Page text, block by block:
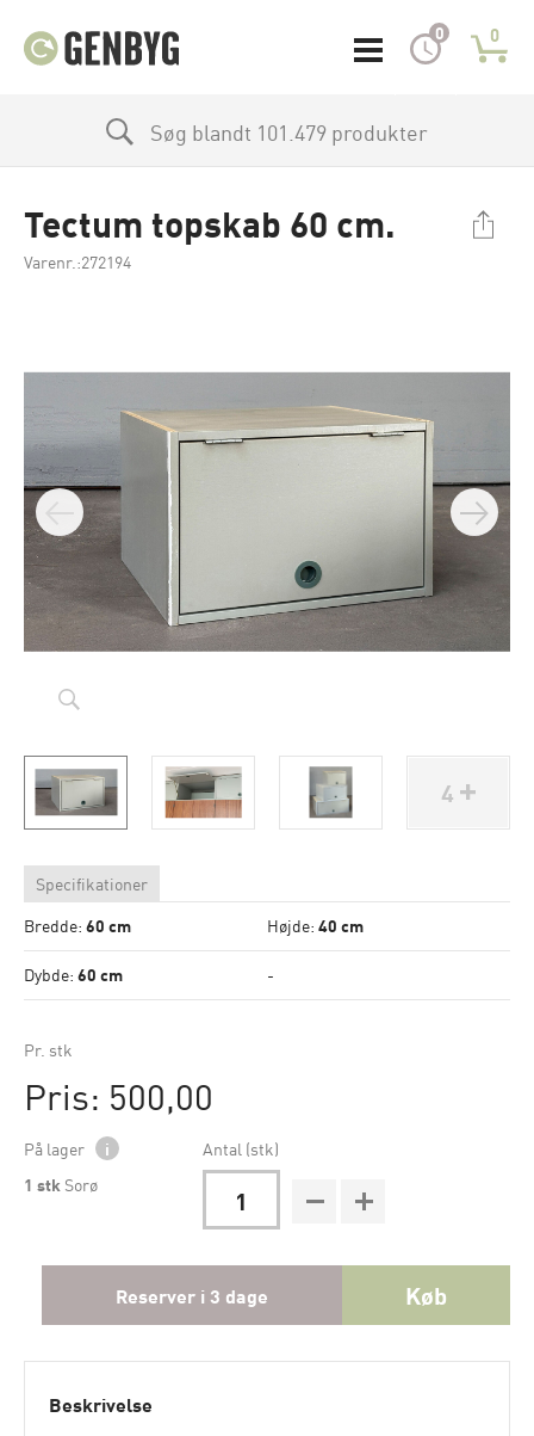
0 0
Søg blandt 101.479 produkter
Tectum topskab 60 cm.
Varenr.:272194
4
Specifikationer
Bredde: 60 cm Højde: 40 cm
Dybde: 60 cm -
Pr. stk
Pris: 500,00
På lager
i
1 stk Sorø
Antal (stk)
Reserver i 3 dage Køb
Beskrivelse